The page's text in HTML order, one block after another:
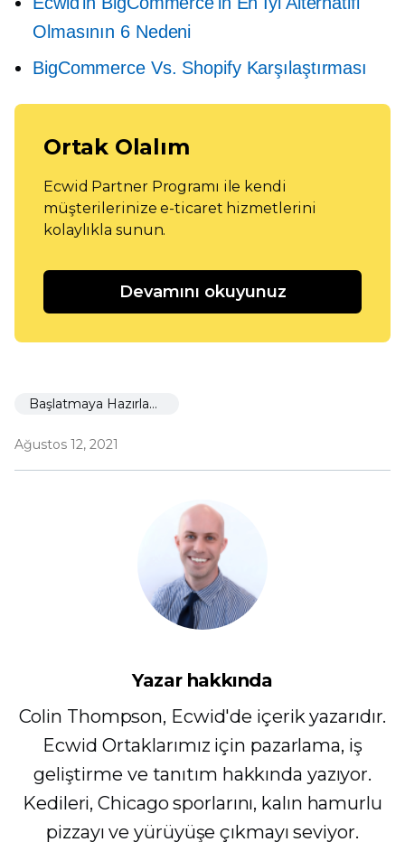
Olmasının 6 Nedeni
BigCommerce Vs. Shopify Karşılaştırması
Ortak Olalım
Ecwid Partner Programı ile kendi
müşterilerinize e-ticaret hizmetlerini
kolaylıkla sunun.
Devamını okuyunuz
Başlatmaya Hazırlanıyor
Ağustos 12, 2021
Yazar hakkında
Colin Thompson, Ecwid'de içerik yazarıdır.
Ecwid Ortaklarımız için pazarlama, iş
geliştirme ve tanıtım hakkında yazıyor.
Kedileri, Chicago sporlarını, kalın hamurlu
pizzayı ve yürüyüşe çıkmayı seviyor.